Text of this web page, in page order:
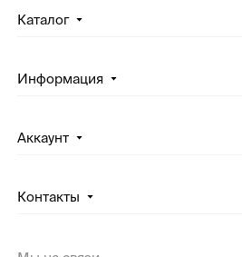
Каталог
Информация
Аккаунт
Контакты